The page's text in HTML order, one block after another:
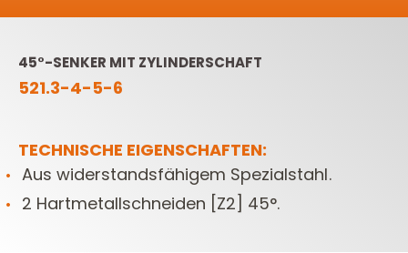
45°-SENKER MIT ZYLINDERSCHAFT
521.3-4-5-6
TECHNISCHE EIGENSCHAFTEN:
Aus widerstandsfähigem Spezialstahl.
2 Hartmetallschneiden [Z2] 45°.